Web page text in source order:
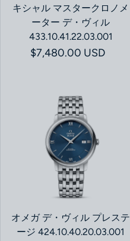
キシャル マスタークロノメ
ーター デ・ヴィル
433.10.41.22.03.001
通常価格
$7,480.00 USD
オメガ デ・ヴィル プレステ
ージ 424.10.40.20.03.001